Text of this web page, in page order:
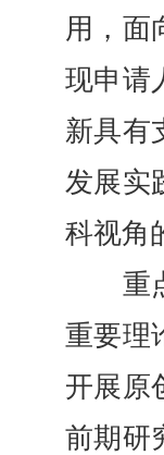
用，面
现申请
新具有
发展实
科视角
重点
重要理
开展原
前期研